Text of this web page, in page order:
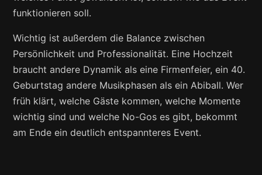
funktionieren soll.
Wichtig ist außerdem die Balance zwischen
Persönlichkeit und Professionalität. Eine Hochzeit
braucht andere Dynamik als eine Firmenfeier, ein 40.
Geburtstag andere Musikphasen als ein Abiball. Wer
früh klärt, welche Gäste kommen, welche Momente
wichtig sind und welche No-Gos es gibt, bekommt
am Ende ein deutlich entspannteres Event.